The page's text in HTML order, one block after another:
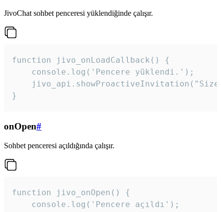
JivoChat sohbet penceresi yüklendiğinde çalışır.
function jivo_onLoadCallback() {
    console.log('Pencere yüklendi.');
}
onOpen#
Sohbet penceresi açıldığında çalışır.
function jivo_onOpen() {
    console.log('Pencere açıldı');